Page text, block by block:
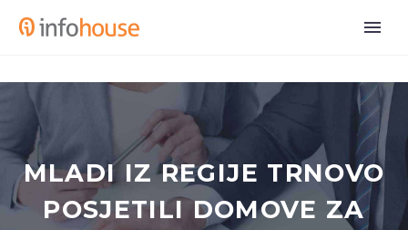
MLADI IZ REGIJE TRNOVO
POSJETILI DOMOVE ZA